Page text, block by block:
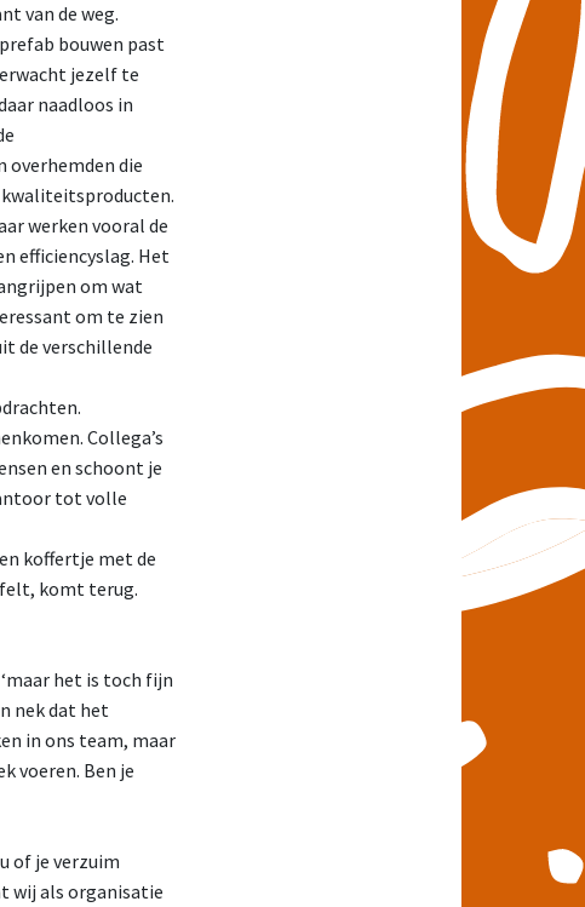
van de weg.
bouwen past
jezelf te
naadloos in
overhemden die
kwaliteitsproducten.
werken vooral de
efficiencyslag. Het
om wat
om te zien
de verschillende
Collega’s
en schoont je
tot volle
koffertje met de
komt terug.
het is toch fijn
nek dat het
in ons team, maar
voeren. Ben je
of je verzuim
wij als organisatie